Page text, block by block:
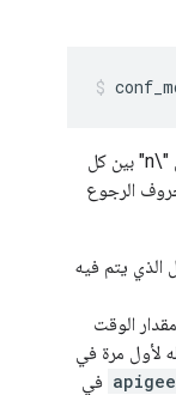
عند إضافة اسم مستخدم وكلمة مرور، أدخِل "\n" بين كل
الرجوع
الذي يتم فيه
مقدار الوقت
لأول مرة في
في